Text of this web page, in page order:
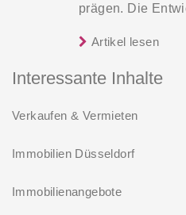
prägen. Die
größeren Trends:
Klimawandel am
mit spürbaren
Artikel lesen
Interessante Inhalte
Verkaufen & Vermieten
Immobilien Düsseldorf
Immobilienangebote